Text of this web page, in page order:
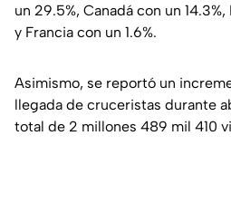
un 29.5%, Canadá con un
y Francia con un 1.6%.
Asimismo, se reportó un
llegada de cruceristas durante
total de 2 millones 489 mil 410